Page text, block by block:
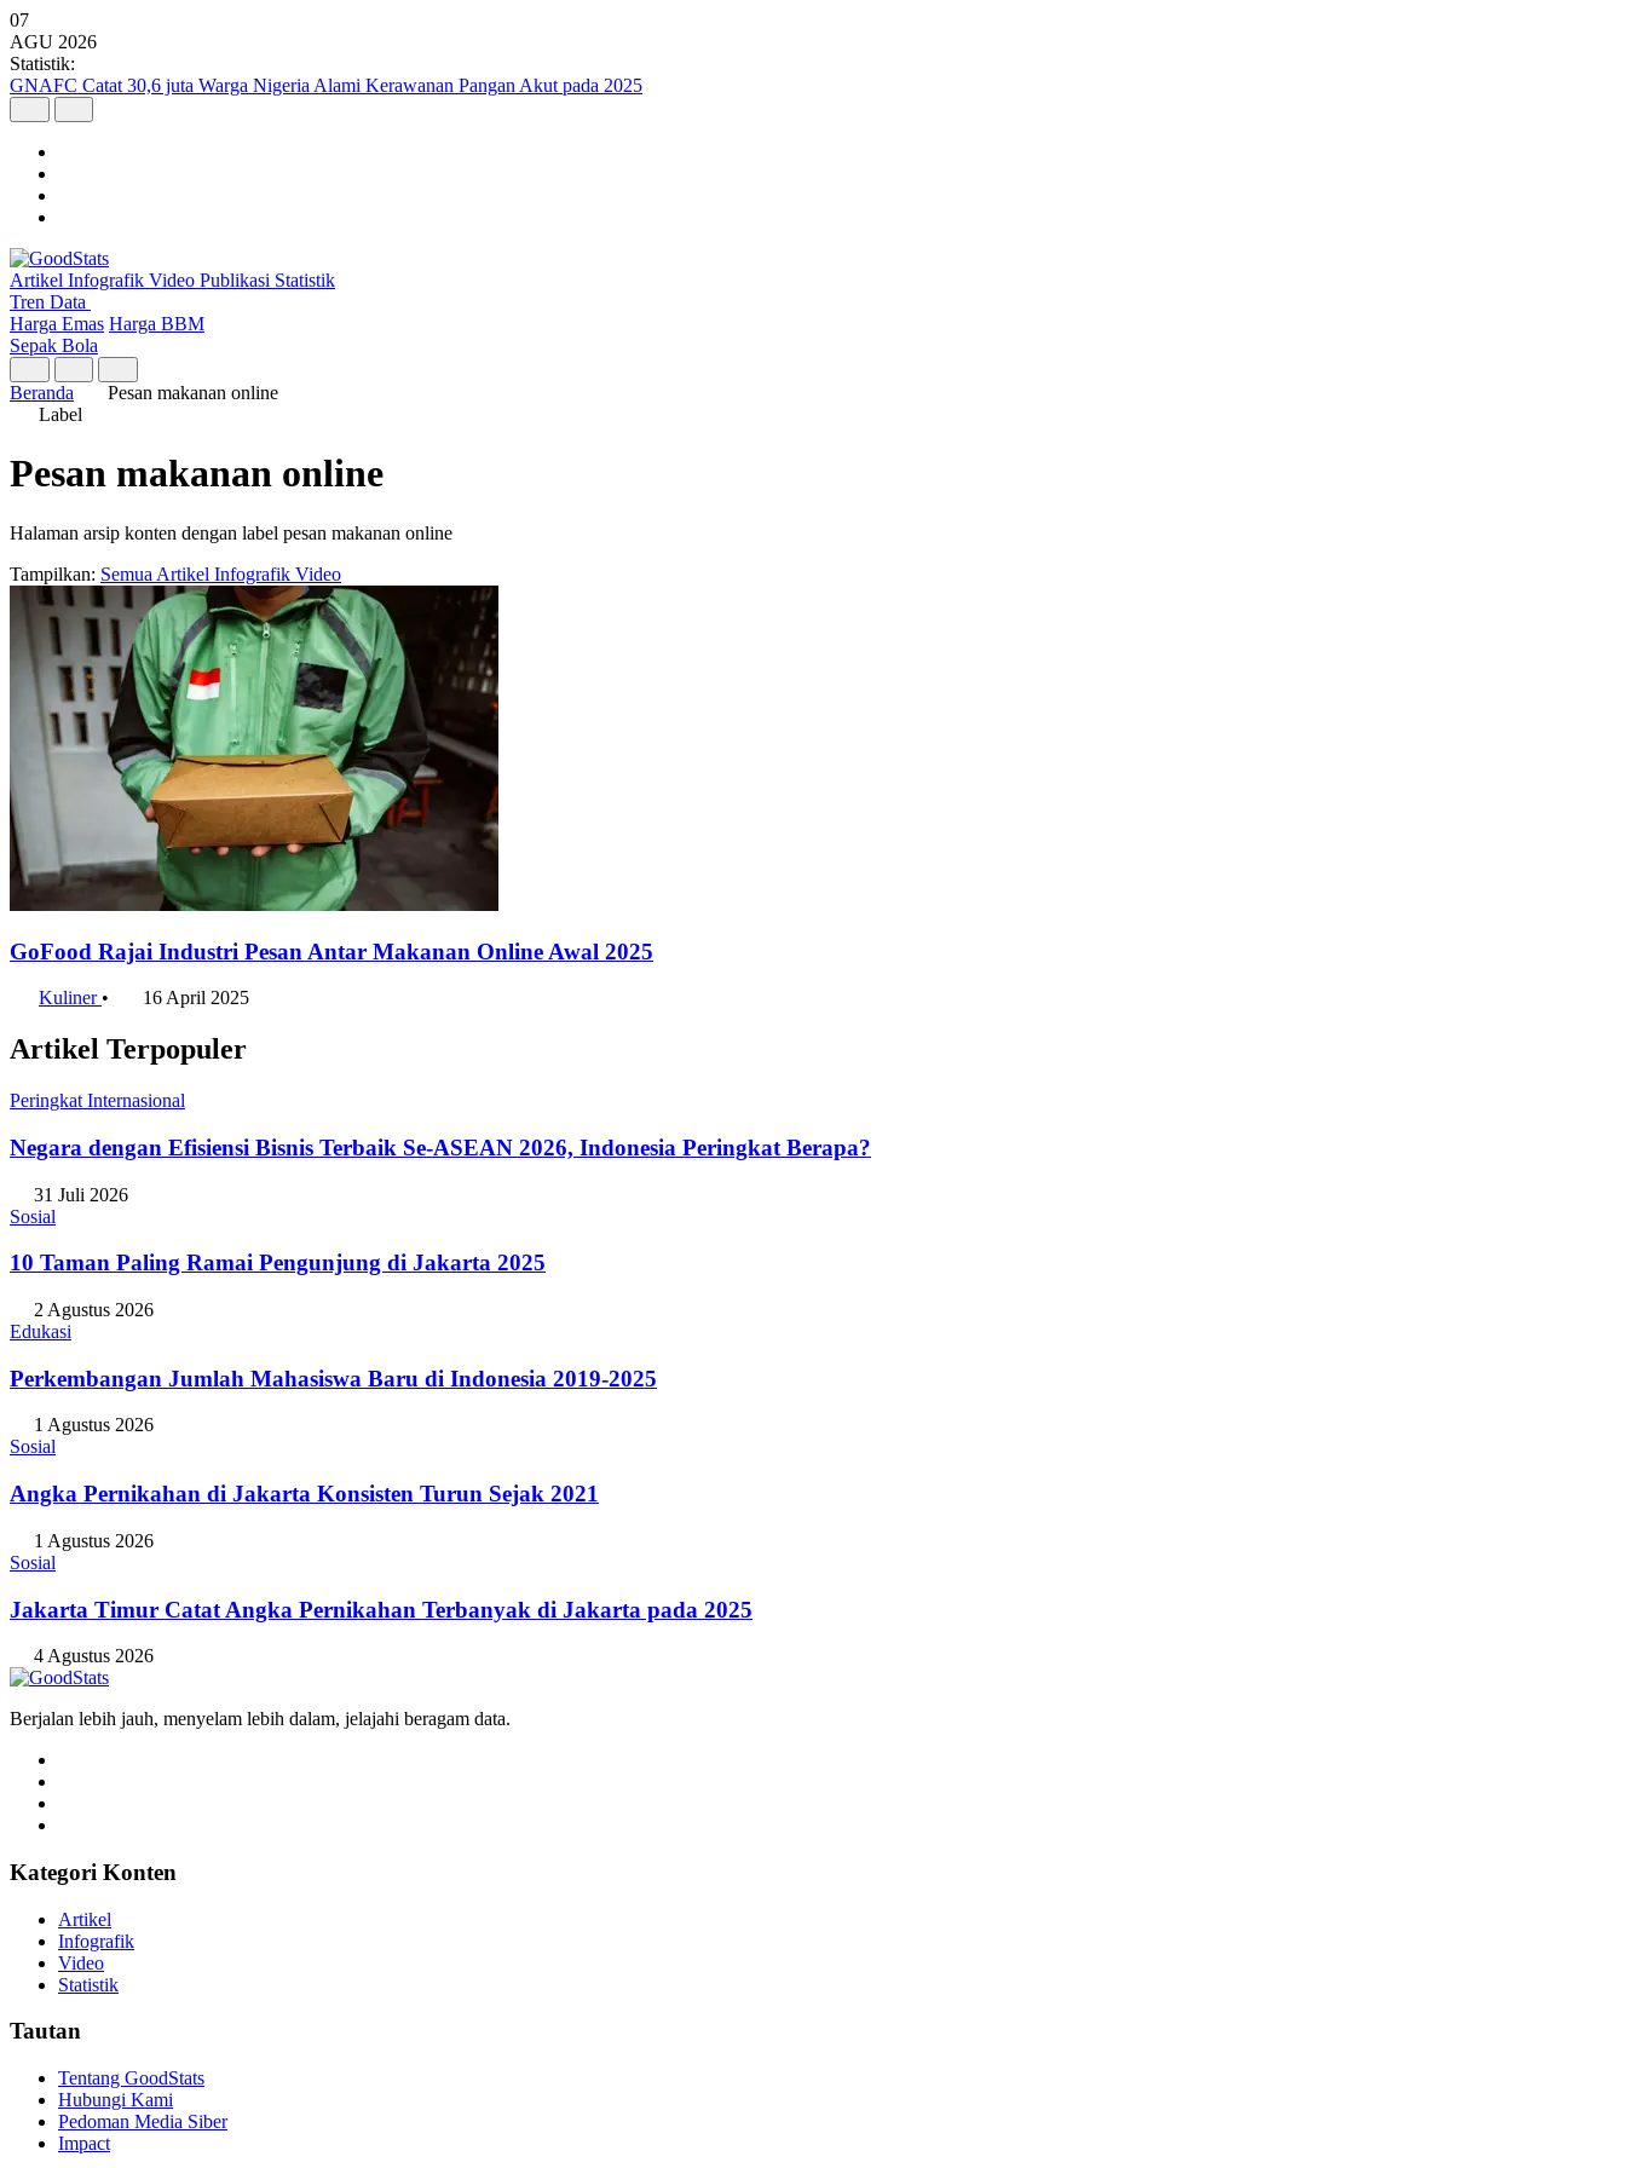
07
AGU 2026
Statistik:
GNAFC Catat 30,6 juta Warga Nigeria Alami Kerawanan Pangan Akut pada 2025
Artikel Infografik Video Publikasi Statistik
Tren Data
Harga Emas Harga BBM
Sepak Bola
Beranda
Pesan makanan online
Label
Pesan makanan online
Halaman arsip konten dengan label pesan makanan online
Tampilkan: Semua Artikel Infografik Video
GoFood Rajai Industri Pesan Antar Makanan Online Awal 2025
Kuliner • 16 April 2025
Artikel Terpopuler
Peringkat Internasional
Negara dengan Efisiensi Bisnis Terbaik Se-ASEAN 2026, Indonesia Peringkat Berapa?
31 Juli 2026
Sosial
10 Taman Paling Ramai Pengunjung di Jakarta 2025
2 Agustus 2026
Edukasi
Perkembangan Jumlah Mahasiswa Baru di Indonesia 2019-2025
1 Agustus 2026
Sosial
Angka Pernikahan di Jakarta Konsisten Turun Sejak 2021
1 Agustus 2026
Sosial
Jakarta Timur Catat Angka Pernikahan Terbanyak di Jakarta pada 2025
4 Agustus 2026
Berjalan lebih jauh, menyelam lebih dalam, jelajahi beragam data.
Kategori Konten
Artikel
Infografik
Video
Statistik
Tautan
Tentang GoodStats
Hubungi Kami
Pedoman Media Siber
Impact